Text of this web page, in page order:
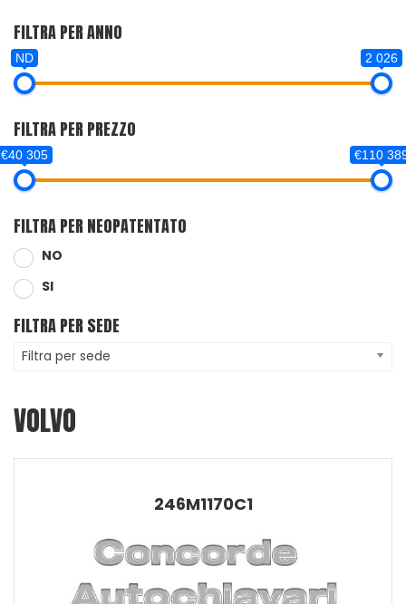
FILTRA PER ANNO
ND 2 026
FILTRA PER PREZZO
€40 305 €110
FILTRA PER NEOPATENTATO
NO
SI
FILTRA PER SEDE
Filtra per sede
VOLVO
246M1170C1